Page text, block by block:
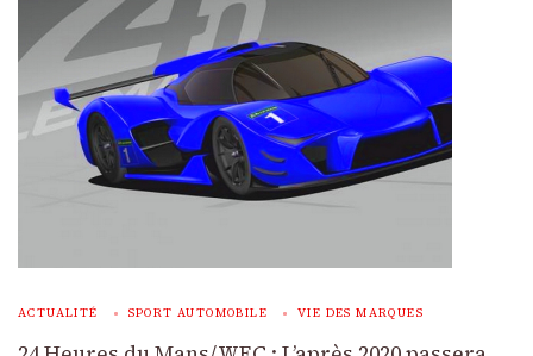
ACTUALITÉ SPORT AUTOMOBILE VIE DES MARQUES